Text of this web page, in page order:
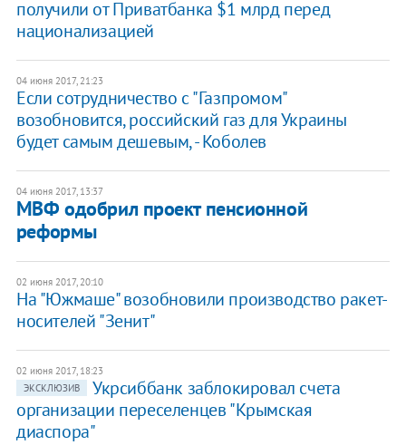
получили от Приватбанка $1 млрд перед
национализацией
04 июня 2017, 21:23
​Если сотрудничество с "Газпромом"
возобновится, российский газ для Украины
будет самым дешевым, - Коболев
04 июня 2017, 13:37
​МВФ одобрил проект пенсионной
реформы
02 июня 2017, 20:10
​На "Южмаше" возобновили производство ракет-
носителей "Зенит"
02 июня 2017, 18:23
ЭКСКЛЮЗИВ
Укрсиббанк заблокировал счета
организации переселенцев "Крымская
диаспора"